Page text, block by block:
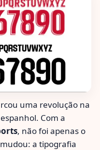
uma revolução na
Com a
, não foi apenas o
a tipografia